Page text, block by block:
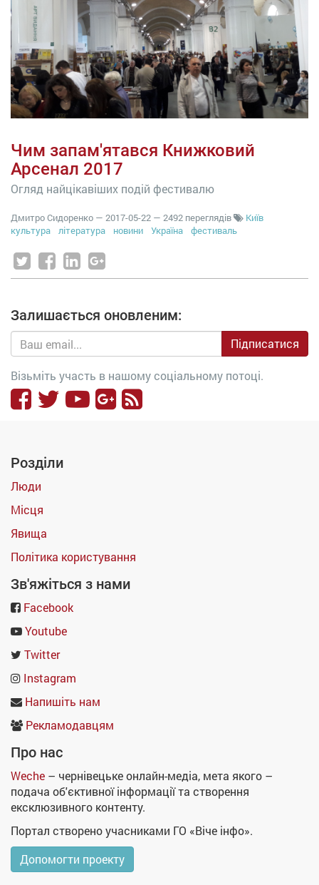
Чим запам'ятався Книжковий
Арсенал 2017
Огляд найцікавіших подій фестивалю
Дмитро Сидоренко — 2017-05-22 — 2492 переглядів
Київ
культура
література новини Україна фестиваль
Залишається оновленим:
Підписатися
Візьміть участь в нашому соціальному потоці.
Розділи
Люди
Місця
Явища
Політика користування
Зв'яжіться з нами
Facebook
Youtube
Twitter
Instagram
Напишіть нам
Рекламодавцям
Про нас
Weche – чернівецьке онлайн-медіа, мета якого –
подача об'єктивної інформації та створення
ексклюзивного контенту.
Портал створено учасниками ГО «Віче інфо».
Допомогти проекту